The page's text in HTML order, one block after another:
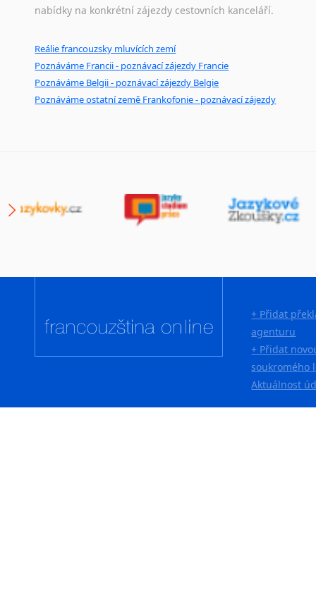
nabídky na konkrétní zájezdy cestovních kanceláří.
Reálie francouzsky mluvících zemí
Poznáváme Francii - poznávací zájezdy Francie
Poznáváme Belgii - poznávací zájezdy Belgie
Poznáváme ostatní země Frankofonie - poznávací zájezdy
+ Přidat
agenturu
+ Přidat
soukromého
Aktuálnost